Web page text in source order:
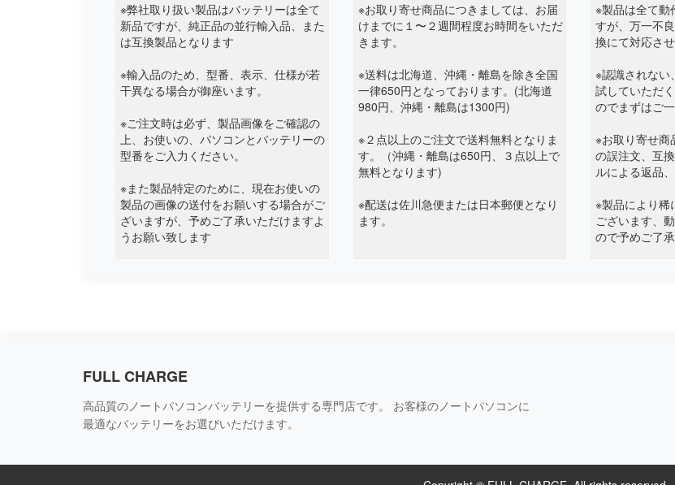
Durabook
Dynabook
Ematic
Feedme
Framework
※弊社取り扱い製品はバッテリーは全て
新品ですが、純正品の並行輸入品、また
は互換製品となります
※輸入品のため、型番、表示、仕様が若
干異なる場合が御座います。
※ご注文時は必ず、製品画像をご確認の
上、お使いの、パソコンとバッテリーの
型番をご入力ください。
※また製品特定のために、現在お使いの
製品の画像の送付をお願いする場合がご
ざいますが、予めご了承いただけますよ
うお願い致します
※お取り寄せ商品につきましては、お届
けまでに１〜２週間程度お時間をいただ
きます。
※送料は北海道、沖縄・離島を除き全国
一律650円となっております。(北海道
980円、沖縄・離島は1300円)
※２点以上のご注文で送料無料となりま
す。（沖縄・離島は650円、３点以上で
無料となります)
※配送は佐川急便または日本郵便となり
ます。
※製品は全て動
すが、万一不
換にて対応さ
※認識されない
試していただ
のでまずはご
※お取り寄せ商
の誤注文、互
ルによる返品
※製品により稀
ございます、
ので予めご了承
FULL CHARGE
高品質のノートパソコンバッテリーを提供する専門店です。 お客様のノートパソコンに
最適なバッテリーをお選びいただけます。